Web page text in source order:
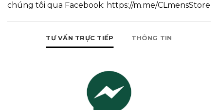
chúng tôi qua Facebook: https://m.me/CLmensStore
TƯ VẤN TRỰC TIẾP THÔNG TIN